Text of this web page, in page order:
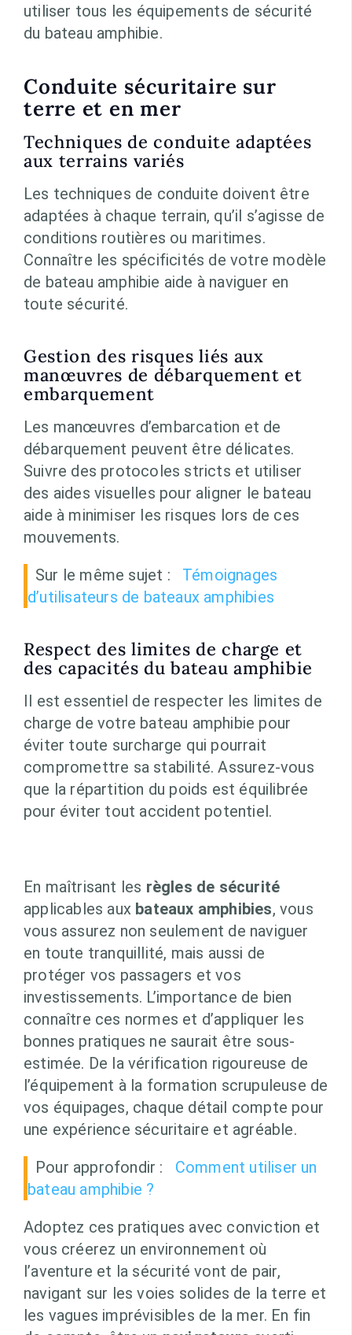
utiliser tous les équipements de sécurité
du bateau amphibie.
Conduite sécuritaire sur
terre et en mer
Techniques de conduite adaptées
aux terrains variés
Les techniques de conduite doivent être
adaptées à chaque terrain, qu’il s’agisse de
conditions routières ou maritimes.
Connaître les spécificités de votre modèle
de bateau amphibie aide à naviguer en
toute sécurité.
Gestion des risques liés aux
manœuvres de débarquement et
embarquement
Les manœuvres d’embarcation et de
débarquement peuvent être délicates.
Suivre des protocoles stricts et utiliser
des aides visuelles pour aligner le bateau
aide à minimiser les risques lors de ces
mouvements.
Sur le même sujet :
Témoignages
d’utilisateurs de bateaux amphibies
Respect des limites de charge et
des capacités du bateau amphibie
Il est essentiel de respecter les limites de
charge de votre bateau amphibie pour
éviter toute surcharge qui pourrait
compromettre sa stabilité. Assurez-vous
que la répartition du poids est équilibrée
pour éviter tout accident potentiel.
En maîtrisant les règles de sécurité
applicables aux bateaux amphibies, vous
vous assurez non seulement de naviguer
en toute tranquillité, mais aussi de
protéger vos passagers et vos
investissements. L’importance de bien
connaître ces normes et d’appliquer les
bonnes pratiques ne saurait être sous-
estimée. De la vérification rigoureuse de
l’équipement à la formation scrupuleuse de
vos équipages, chaque détail compte pour
une expérience sécuritaire et agréable.
Pour approfondir :
Comment utiliser un
bateau amphibie ?
Adoptez ces pratiques avec conviction et
vous créerez un environnement où
l’aventure et la sécurité vont de pair,
navigant sur les voies solides de la terre et
les vagues imprévisibles de la mer. En fin